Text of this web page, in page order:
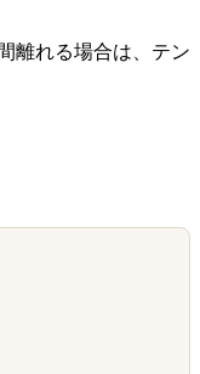
離れる場合は、テン